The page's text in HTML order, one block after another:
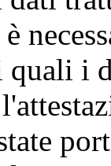
quali i